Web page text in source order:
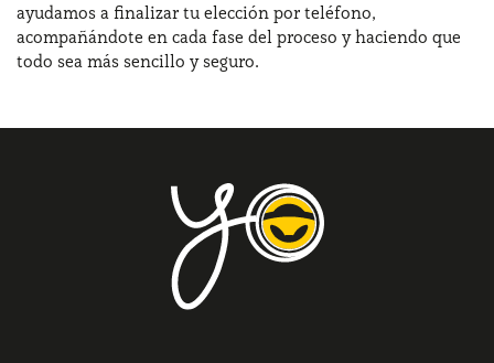
ayudamos a finalizar tu elección por teléfono,
acompañándote en cada fase del proceso y haciendo que
todo sea más sencillo y seguro.